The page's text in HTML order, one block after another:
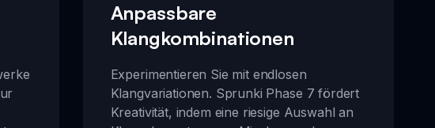
Anpassbare
Klangkombinationen
Experimentieren Sie mit endlosen
Klangvariationen. Sprunki Phase 7 fördert
Kreativität, indem eine riesige Auswahl an